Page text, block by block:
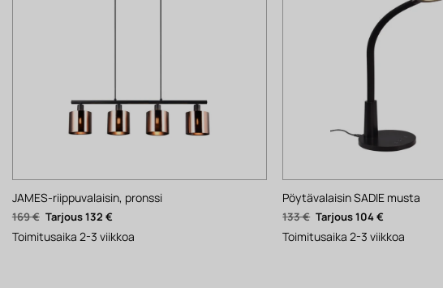
JAMES-riippuvalaisin, pronssi
169€ Alkuperäinen
hinta
oli:
169 €.
132 €Nykyinen
on:
132 €.
Toimitusaika 2-3 viikkoa
Pöytävalaisin SADIE musta
133€ Alkuperäinen
hinta
oli:
133 €.
104€
on:
104 €.
Toimitusaika 2-3 viikkoa